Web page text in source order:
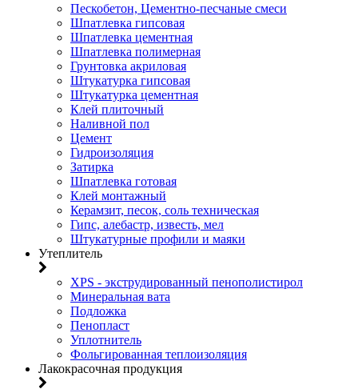
Пескобетон, Цементно-песчаные смеси
Шпатлевка гипсовая
Шпатлевка цементная
Шпатлевка полимерная
Грунтовка акриловая
Штукатурка гипсовая
Штукатурка цементная
Клей плиточный
Наливной пол
Цемент
Гидроизоляция
Затирка
Шпатлевка готовая
Клей монтажный
Керамзит, песок, соль техническая
Гипс, алебастр, известь, мел
Штукатурные профили и маяки
Утеплитель
XPS - экструдированный пенополистирол
Минеральная вата
Подложка
Пенопласт
Уплотнитель
Фольгированная теплоизоляция
Лакокрасочная продукция